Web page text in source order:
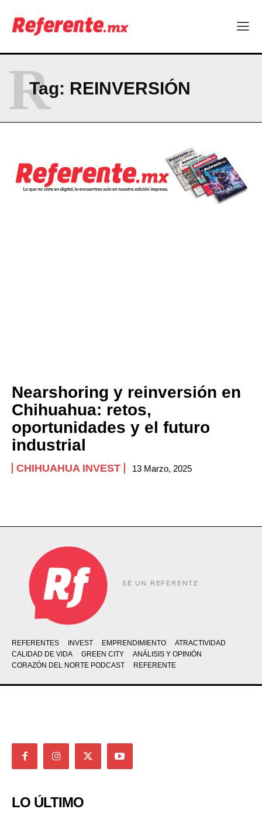
Más escuelas renovadas: fortalecen espacios para el regreso
a clases
partida
Company
CONTACT
PRIVACY POLICY
Tag: REINVERSIÓN
R
Nearshoring y reinversión en
Chihuahua: retos,
oportunidades y el futuro
industrial
CHIHUAHUA INVEST 13 Marzo, 2025
SÉ UN REFERENTE
REFERENTES INVEST EMPRENDIMIENTO
ATRACTIVIDAD
CALIDAD DE VIDA
GREEN CITY
ANÁLISIS Y OPINIÓN
CORAZÓN DEL NORTE PODCAST
REFERENTE
LO ÚLTIMO